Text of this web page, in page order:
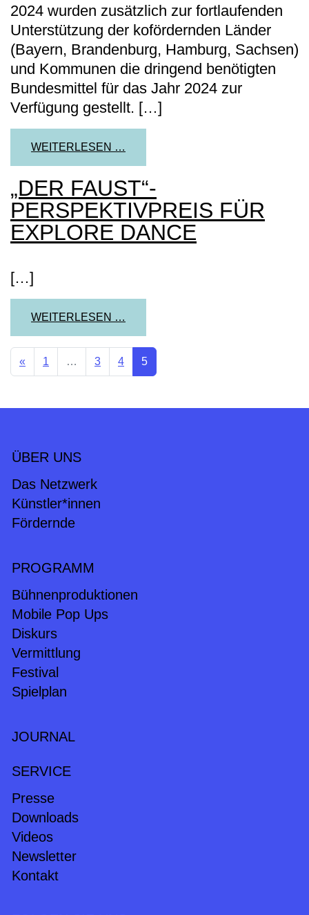
2024 wurden zusätzlich zur fortlaufenden
Unterstützung der kofördernden Länder
(Bayern, Brandenburg, Hamburg, Sachsen)
und Kommunen die dringend benötigten
Bundesmittel für das Jahr 2024 zur
Verfügung gestellt. […]
WEITERLESEN …
„DER FAUST“-
PERSPEKTIVPREIS FÜR
EXPLORE DANCE
[…]
WEITERLESEN …
BEITRAGSNAVIGATION
« 1 … 3 4 5
ÜBER UNS
Das Netzwerk
Künstler*innen
Fördernde
PROGRAMM
Bühnenproduktionen
Mobile Pop Ups
Diskurs
Vermittlung
Festival
Spielplan
JOURNAL
SERVICE
Presse
Downloads
Videos
Newsletter
Kontakt